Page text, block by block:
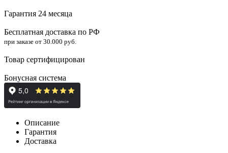
Гарантия 24 месяца
Бесплатная доставка по РФ
при заказе от 30.000 руб.
Товар сертифицирован
Бонусная система
Описание
Гарантия
Доставка